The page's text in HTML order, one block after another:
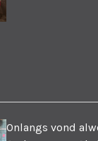
Onlangs vond